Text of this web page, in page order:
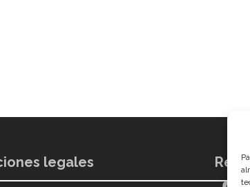
legales